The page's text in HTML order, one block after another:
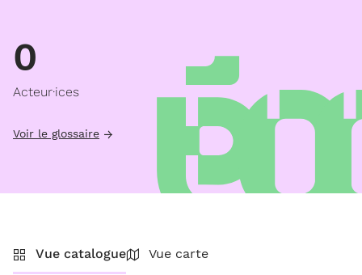
0
Acteur·ices
Voir le glossaire
Vue catalogue
Vue carte